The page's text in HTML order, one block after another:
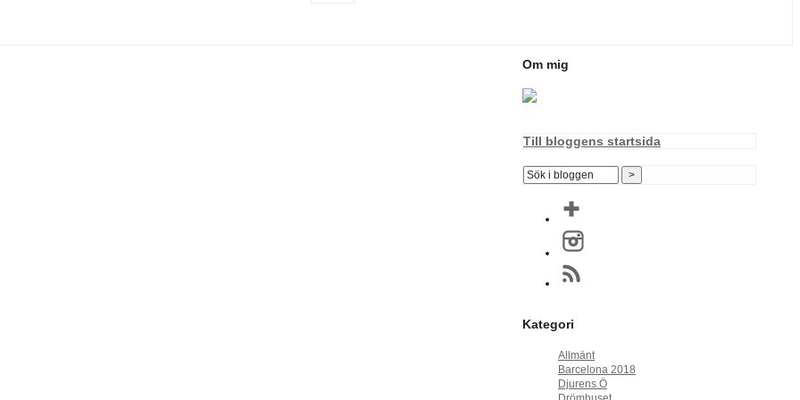
Om mig
Till bloggens startsida
Kategori
Allmänt
Barcelona 2018
Djurens Ö